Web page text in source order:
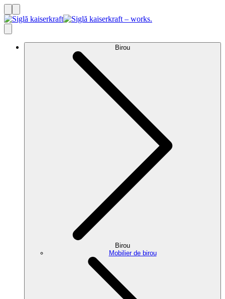
Birou
Birou
Mobilier de birou